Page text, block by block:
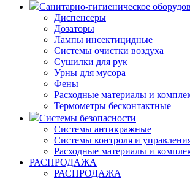
Санитарно-гигиеническое
Диспенсеры
Дозаторы
Лампы инсектицидные
Системы очистки воздуха
Сушилки для рук
Урны для мусора
Фены
Расходные материалы и
Термометры бесконтактные
Системы безопасности
Системы антикражные
Системы контроля и
Расходные материалы и
РАСПРОДАЖА
РАСПРОДАЖА